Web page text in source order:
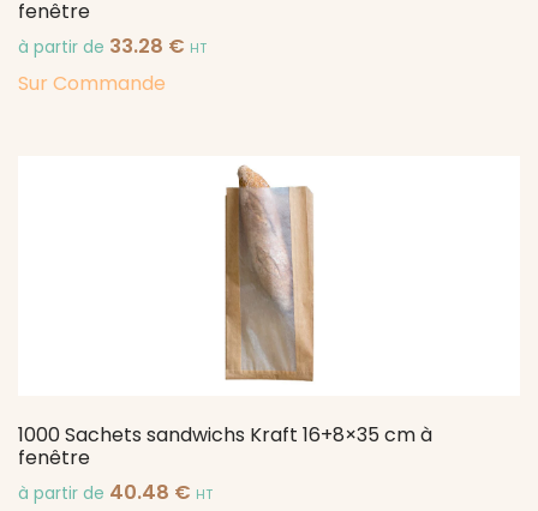
fenêtre
à partir de 33.28 € HT
Sur Commande
1000 Sachets sandwichs Kraft 16+8×35 cm à
fenêtre
à partir de 40.48 € HT